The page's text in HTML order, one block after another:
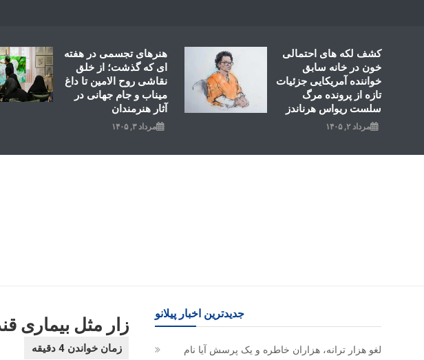
هنرهای تجسمی در هفته
ای که گذشت؛ از خلق
نقاشی روح الامین تا داغ
میناب و جام جهانی در
آثار هنرمندان
مرداد ۳, ۱۴۰۵
کشف لکه های احتمالی
خون در خانه سابق
خواننده آمریکایی جزئیات
تازه از پرونده مرگ
سلست ریواس هرناندز
مرداد ۲, ۱۴۰۵
زار مثل بیماری
جدیدترین اخبار پیلانو
لغو هزار ترانه، هزاران خاطره و یک پرسش آیا نام